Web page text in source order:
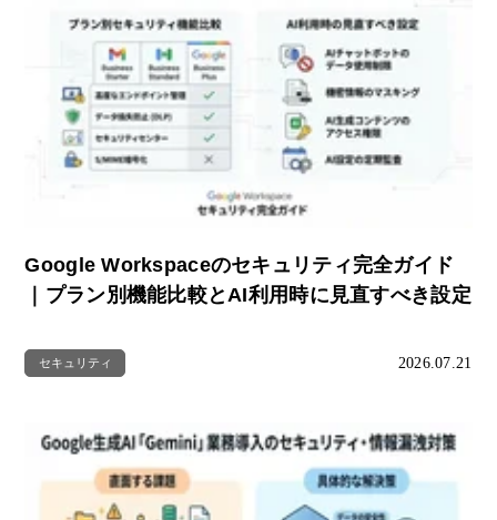
Google Workspaceのセキュリティ完全ガイド
｜プラン別機能比較とAI利用時に見直すべき設定
セキュリティ 2026.07.21